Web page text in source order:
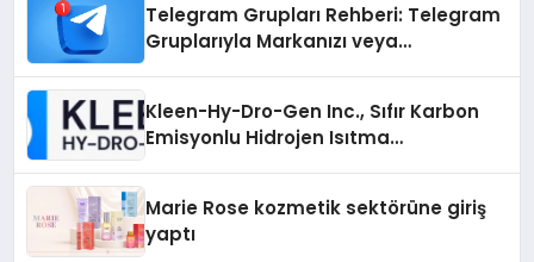
Telegram Grupları Rehberi: Telegram
Gruplarıyla Markanızı veya
Kleen-Hy-Dro-Gen Inc., Sıfır Karbon
Emisyonlu Hidrojen Isıtma
Marie Rose kozmetik sektörüne giriş
yaptı